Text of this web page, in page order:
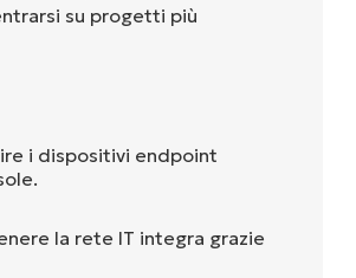
su progetti più
i dispositivi endpoint
la rete IT integra grazie